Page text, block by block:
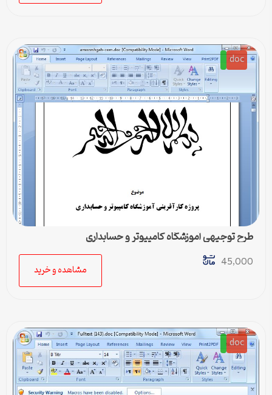
doc
طرح توجیهی آموزشگاه کامپیوتر و حسابداری
45,000
مشاهده و خرید
doc